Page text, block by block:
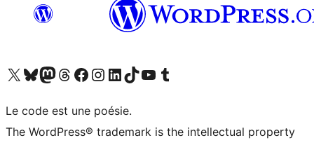
Visitez notre compte X (précédemment Twitter)
Visiter notre compte Bluesky
Visiter notre compte Mastodon
Visiter notre compte Threads
Consulter notre compte Facebook
Consulter notre compte Instagram
Consulter notre compte LinkedIn
Visiter notre compte TokTok
Visiter notre chaîne YouTube
Visiter notre compte Tumblr
Le code est une poésie.
The WordPress® trademark is the intellectual property